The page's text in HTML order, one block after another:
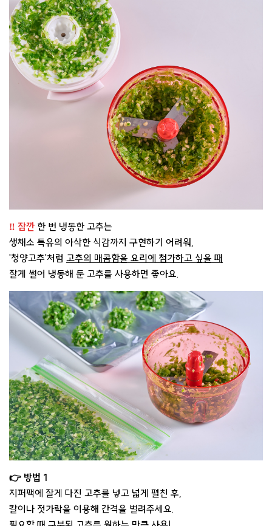
‼️ 잠깐 한 번 냉동한 고추는
생채소 특유의 아삭한 식감까지 구현하기 어려워,
'청양고추'처럼 고추의 매콤함을 요리에 첨가하고 싶을 때
잘게 썰어 냉동해 둔 고추를 사용하면 좋아요.
👉 방법 1
지퍼팩에 잘게 다진 고추를 넣고 넓게 펼친 후,
칼이나 젓가락을 이용해 간격을 벌려주세요.